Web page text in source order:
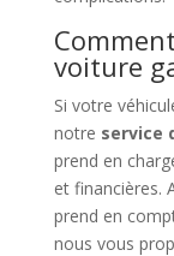
voiture
Si votre
notre service
prend en
et financières.
prend en
nous vous